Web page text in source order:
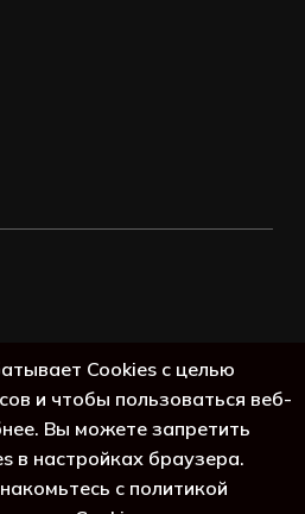
Cookies с целью
и чтобы пользоваться веб-
Вы можете запретить
в настройках браузера.
с политикой